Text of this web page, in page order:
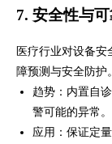
7. 安全性与
医疗行业对设备安
障预测与安全防护。
趋势：内置自
警可能的异常。
应用：保证定